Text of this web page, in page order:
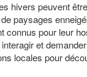
hivers peuvent
paysages
connus pour leur
et
locales pour